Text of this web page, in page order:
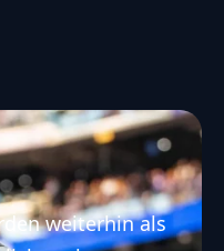
weiterhin als